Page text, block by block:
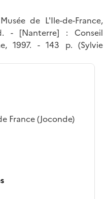
de L'Ile-de-France,
- [Nanterre] : Conseil
1997. - 143 p. (Sylvie
France (Joconde)